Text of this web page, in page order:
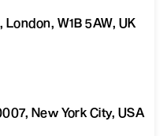
W1B 5AW, UK
New York City, USA